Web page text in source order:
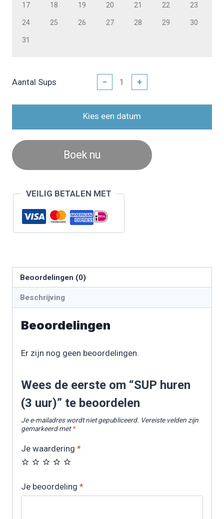
17 18 19 20 21 22 23
24 25 26 27 28 29 30
31
Aantal Sups − +
Kies een datum
Boek nu
VEILIG BETALEN MET
Beoordelingen (0)
Beschrijving
Beoordelingen
Er zijn nog geen beoordelingen.
Wees de eerste om “SUP huren
(3 uur)” te beoordelen
Je e-mailadres wordt niet gepubliceerd. Vereiste velden zijn
gemarkeerd met*
Je waardering *
Je beoordeling *